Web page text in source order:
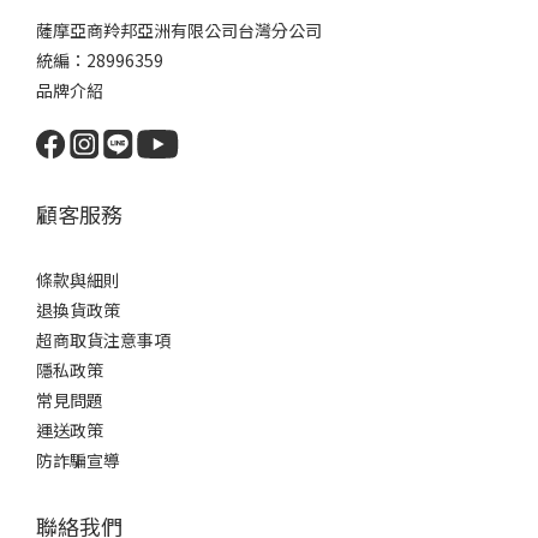
薩摩亞商羚邦亞洲有限公司台灣分公司
統編：28996359
品牌介紹
顧客服務
條款與細則
退換貨政策
超商取貨注意事項
隱私政策
常見問題
運送政策
防詐騙宣導
聯絡我們